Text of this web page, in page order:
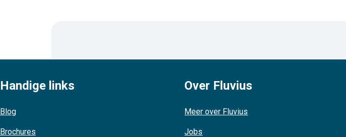
Handige links
Blog
Brochures
Over Fluvius
Meer over Fluvius
Jobs